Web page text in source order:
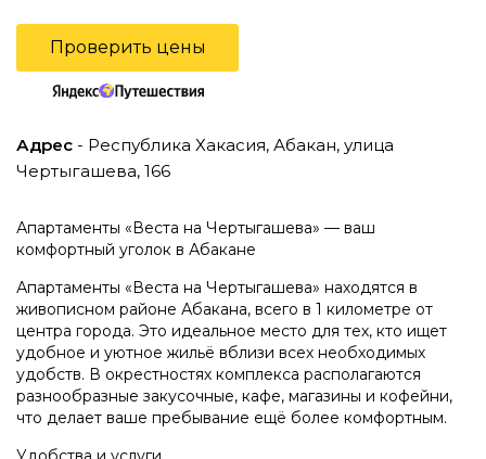
Проверить цены
Адрес - Республика Хакасия, Абакан, улица
Чертыгашева, 166
Апартаменты «Веста на Чертыгашева» — ваш
комфортный уголок в Абакане
Апартаменты «Веста на Чертыгашева» находятся в
живописном районе Абакана, всего в 1 километре от
центра города. Это идеальное место для тех, кто ищет
удобное и уютное жильё вблизи всех необходимых
удобств. В окрестностях комплекса располагаются
разнообразные закусочные, кафе, магазины и кофейни,
что делает ваше пребывание ещё более комфортным.